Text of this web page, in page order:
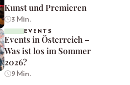
Kunst und Premieren
3 Min.
EVENTS
Events in Österreich –
Was ist los im Sommer
2026?
9 Min.